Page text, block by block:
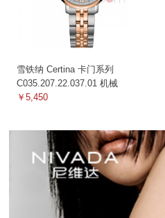
雪铁纳 Certina 卡门系列
C035.207.22.037.01 机械
￥5,450